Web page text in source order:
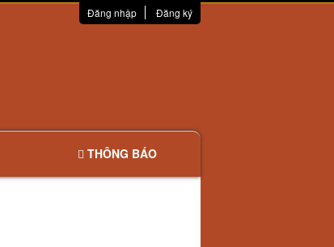
Đăng nhập Đăng ký
THÔNG BÁO